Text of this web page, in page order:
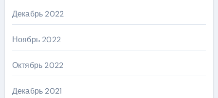
Декабрь 2022
Ноябрь 2022
Октябрь 2022
Декабрь 2021